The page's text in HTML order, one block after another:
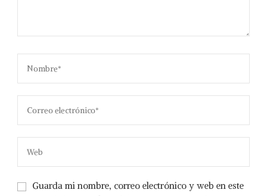
Guarda mi nombre, correo electrónico y web en este